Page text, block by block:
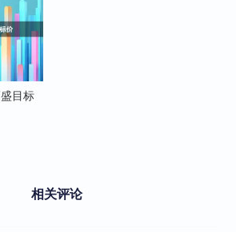
目标
相关评论